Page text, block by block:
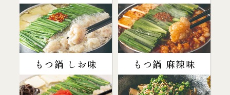
もつ鍋 しお味 もつ鍋 麻辣味